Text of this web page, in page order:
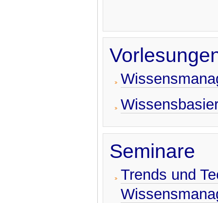
Seminare
Trends und